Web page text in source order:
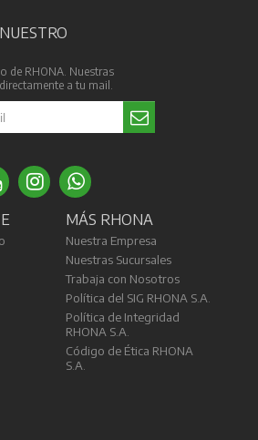
de RHONA. Nuestras
a tu mail.
MÁS RHONA
Nuestra Empresa
Nuestras Sucursales
Trabaja con Nosotros
Política del SIG RHONA S.A.
Política de Integridad
RHONA S.A.
Código de Ética RHONA
S.A.